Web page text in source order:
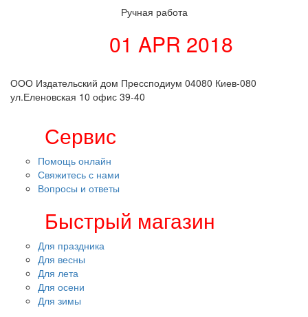
Ручная работа
01 APR 2018
ООО Издательский дом Прессподиум 04080 Киев-080
ул.Еленовская 10 офис 39-40
Сервис
Помощь онлайн
Свяжитесь с нами
Вопросы и ответы
Быстрый магазин
Для праздника
Для весны
Для лета
Для осени
Для зимы